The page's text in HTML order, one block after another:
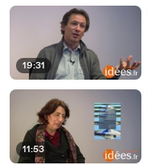
19:31
11:53